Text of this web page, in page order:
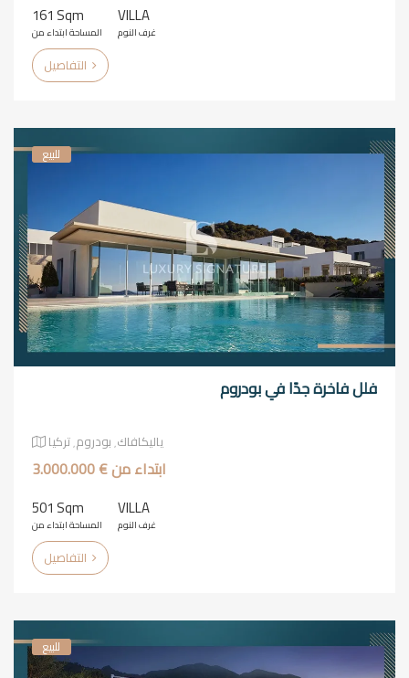
161 Sqm
المساحة ابتداء من
VILLA
غرف النوم
للبيع
فلل فاخرة جدًا في بودروم
ياليكافاك٬ بودروم٬ تركيا
ابتداء من € 3.000.000
501 Sqm
المساحة ابتداء من
VILLA
غرف النوم
للبيع